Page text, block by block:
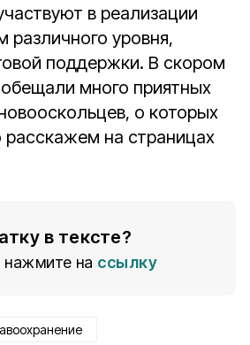
в реализации
различного уровня,
поддержки. В скором
много приятных
о которых
расскажем на страницах
в тексте?
нажмите на ссылку